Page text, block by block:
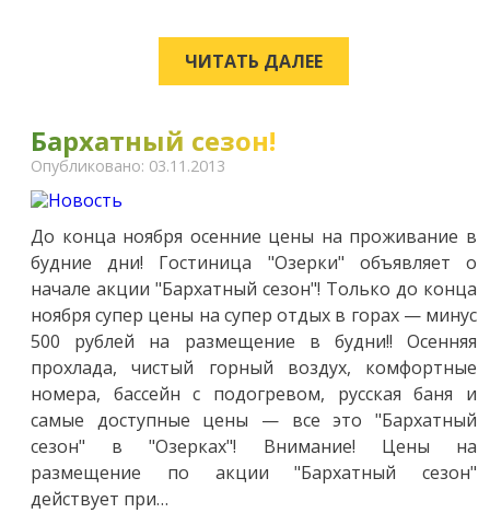
ЧИТАТЬ ДАЛЕЕ
Бархатный сезон!
Опубликовано: 03.11.2013
До конца ноября осенние цены на проживание в
будние дни! Гостиница "Озерки" объявляет о
начале акции "Бархатный сезон"! Только до конца
ноября супер цены на супер отдых в горах — минус
500 рублей на размещение в будни!! Осенняя
прохлада, чистый горный воздух, комфортные
номера, бассейн с подогревом, русская баня и
самые доступные цены — все это "Бархатный
сезон" в "Озерках"! Внимание! Цены на
размещение по акции "Бархатный сезон"
действует при…